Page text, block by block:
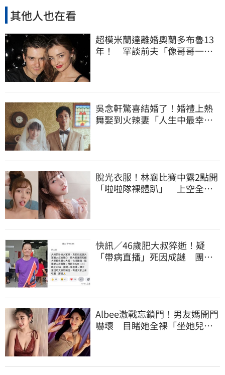
其他人也在看
超模米蘭達離婚奧蘭多布魯13
年！ 罕談前夫「像哥哥一
吳念軒驚喜結婚了！婚禮上熱
舞娶到火辣妻「人生中最幸福
脫光衣服！林襄比賽中露2點開
「啦啦隊裸體趴」 上空全裸
快訊／46歲肥大叔猝逝！疑
「帶病直播」死因成謎 團隊
Albee激戰忘鎖門！男友媽開門
嚇壞 目睹她全裸「坐她兒子